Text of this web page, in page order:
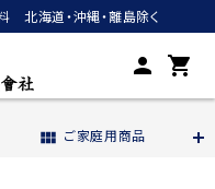
北海道・沖縄・離島除く
person shopping_cart
view_module ご家庭用商品